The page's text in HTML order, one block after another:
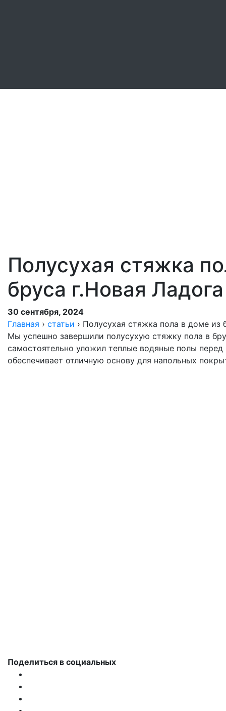
Полусухая стяжка
бруса г.Новая Ладога
30 сентября, 2024
Главная › статьи › Полусухая стяжка пола в доме из
Мы успешно завершили полусухую стяжку пола в
самостоятельно уложил теплые водяные полы
обеспечивает отличную основу для напольных
Поделиться в социальных